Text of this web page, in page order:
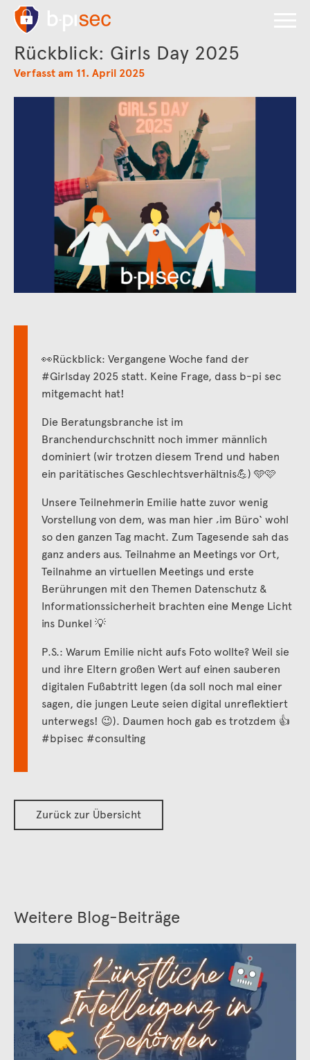
Rückblick: Girls Day 2025
Verfasst am 11. April 2025
👀Rückblick: Vergangene Woche fand der
#Girlsday 2025 statt. Keine Frage, dass b-pi sec
mitgemacht hat!
Die Beratungsbranche ist im
Branchendurchschnitt noch immer männlich
dominiert (wir trotzen diesem Trend und haben
ein paritätisches Geschlechtsverhältnis💪) 🩵🩷
Unsere Teilnehmerin Emilie hatte zuvor wenig
Vorstellung von dem, was man hier ‚im Büro‘ wohl
so den ganzen Tag macht. Zum Tagesende sah das
ganz anders aus. Teilnahme an Meetings vor Ort,
Teilnahme an virtuellen Meetings und erste
Berührungen mit den Themen Datenschutz &
Informationssicherheit brachten eine Menge Licht
ins Dunkel 💡
P.S.: Warum Emilie nicht aufs Foto wollte? Weil sie
und ihre Eltern großen Wert auf einen sauberen
digitalen Fußabtritt legen (da soll noch mal einer
sagen, die jungen Leute seien digital unreflektiert
unterwegs! 😉). Daumen hoch gab es trotzdem 👍
#bpisec #consulting
Zurück zur Übersicht
Weitere Blog-Beiträge